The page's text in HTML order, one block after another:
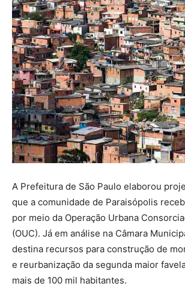
A Prefeitura de São Paulo elaborou
que a comunidade de Paraisópolis
por meio da Operação Urbana
(OUC). Já em análise na Câmara
destina recursos para construção de
e reurbanização da segunda maior
mais de 100 mil habitantes.